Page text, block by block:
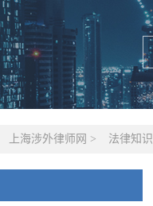
上海涉外律师网 > 法律知识